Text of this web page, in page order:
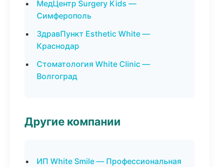
МедЦентр Surgery Kids —
Симферополь
ЗдравПункт Esthetic White —
Краснодар
Стоматология White Clinic —
Волгоград
Другие компании
ИП White Smile — Профессиональная